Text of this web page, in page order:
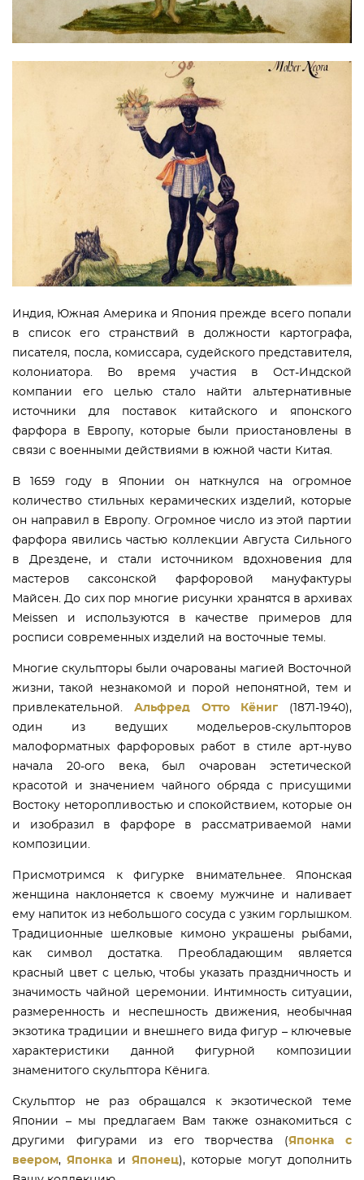
Индия, Южная Америка и Япония прежде всего попали
в список его странствий в должности картографа,
писателя, посла, комиссара, судейского представителя,
колониатора. Во время участия в Ост-Индской
компании его целью стало найти альтернативные
источники для поставок китайского и японского
фарфора в Европу, которые были приостановлены в
связи с военными действиями в южной части Китая.
В 1659 году в Японии он наткнулся на огромное
количество стильных керамических изделий, которые
он направил в Европу. Огромное число из этой партии
фарфора явились частью коллекции Августа Сильного
в Дрездене, и стали источником вдохновения для
мастеров саксонской фарфоровой мануфактуры
Майсен. До сих пор многие рисунки хранятся в архивах
Meissen и используются в качестве примеров для
росписи современных изделий на восточные темы.
Многие скульпторы были очарованы магией Восточной
жизни, такой незнакомой и порой непонятной, тем и
привлекательной. Альфред Отто Кёниг (1871-1940),
один из ведущих модельеров-скульпторов
малоформатных фарфоровых работ в стиле арт-нуво
начала 20-ого века, был очарован эстетической
красотой и значением чайного обряда с присущими
Востоку неторопливостью и спокойствием, которые он
и изобразил в фарфоре в рассматриваемой нами
композиции.
Присмотримся к фигурке внимательнее. Японская
женщина наклоняется к своему мужчине и наливает
ему напиток из небольшого сосуда с узким горлышком.
Традиционные шелковые кимоно украшены рыбами,
как символ достатка. Преобладающим является
красный цвет с целью, чтобы указать праздничность и
значимость чайной церемонии. Интимность ситуации,
размеренность и неспешность движения, необычная
экзотика традиции и внешнего вида фигур – ключевые
характеристики данной фигурной композиции
знаменитого скульптора Кёнига.
Скульптор не раз обращался к экзотической теме
Японии – мы предлагаем Вам также ознакомиться с
другими фигурами из его творчества (Японка с
веером, Японка и Японец), которые могут дополнить